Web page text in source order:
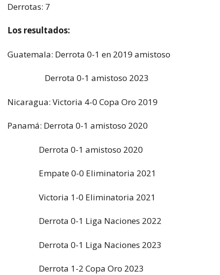
Derrotas: 7
Los resultados:
Guatemala: Derrota 0-1 en 2019 amistoso
Derrota 0-1 amistoso 2023
Nicaragua: Victoria 4-0 Copa Oro 2019
Panamá: Derrota 0-1 amistoso 2020
Derrota 0-1 amistoso 2020
Empate 0-0 Eliminatoria 2021
Victoria 1-0 Eliminatoria 2021
Derrota 0-1 Liga Naciones 2022
Derrota 0-1 Liga Naciones 2023
Derrota 1-2 Copa Oro 2023